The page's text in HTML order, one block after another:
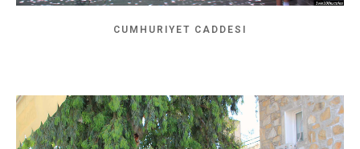
CUMHURIYET CADDESI